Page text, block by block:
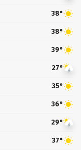
38°
38°
39°
27°
35°
36°
29°
37°